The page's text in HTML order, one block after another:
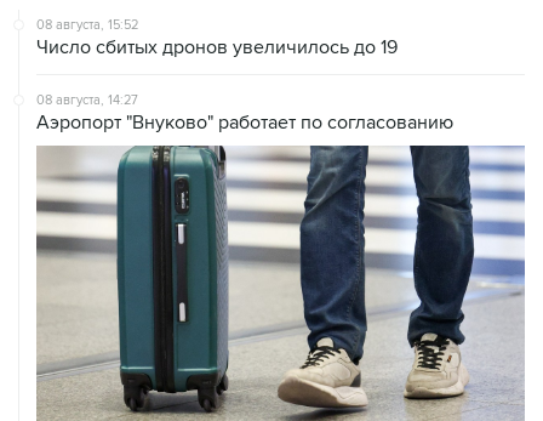
08 августа, 15:52
Число сбитых дронов увеличилось до 19
08 августа, 14:27
Аэропорт "Внуково" работает по согласованию